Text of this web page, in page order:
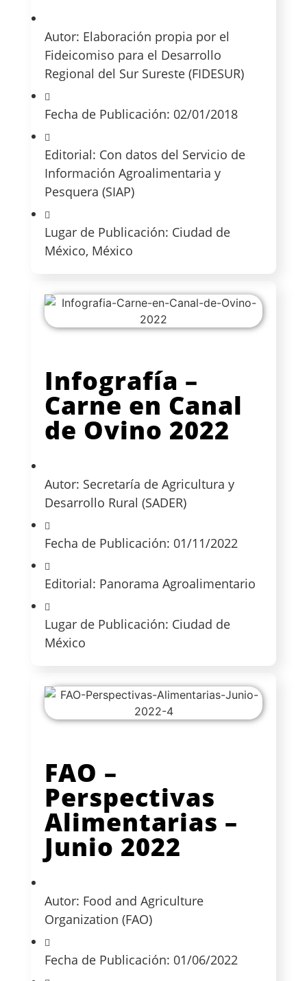
Autor: Elaboración propia por el
Fideicomiso para el Desarrollo
Regional del Sur Sureste (FIDESUR)
Fecha de Publicación: 02/01/2018
Editorial: Con datos del Servicio de
Información Agroalimentaria y
Pesquera (SIAP)
Lugar de Publicación: Ciudad de
México, México
Infografía –
Carne en Canal
de Ovino 2022
Autor: Secretaría de Agricultura y
Desarrollo Rural (SADER)
Fecha de Publicación: 01/11/2022
Editorial: Panorama Agroalimentario
Lugar de Publicación: Ciudad de
México
FAO –
Perspectivas
Alimentarias –
Junio 2022
Autor: Food and Agriculture
Organization (FAO)
Fecha de Publicación: 01/06/2022